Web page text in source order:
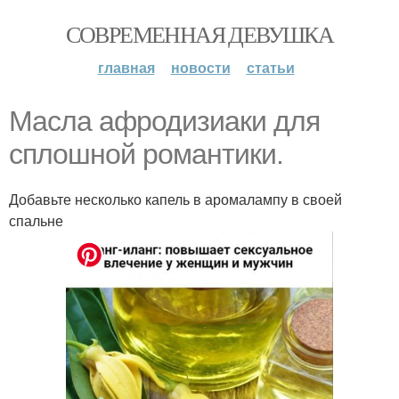
СОВРЕМЕННАЯ ДЕВУШКА
главная новости статьи
Масла афродизиаки для
сплошной романтики.
Добавьте несколько капель в аромалампу в своей
спальне